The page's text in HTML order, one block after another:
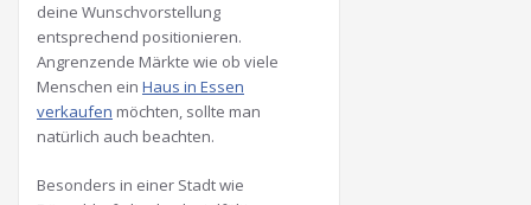
deine Wunschvorstellung
entsprechend positionieren.
Angrenzende Märkte wie ob viele
Menschen ein Haus in Essen
verkaufen möchten, sollte man
natürlich auch beachten.
Besonders in einer Stadt wie